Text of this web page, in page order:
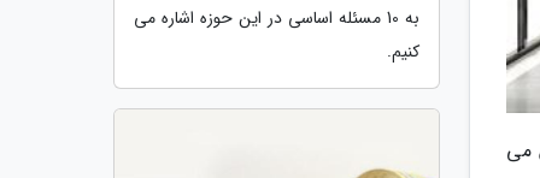
می
به 10 مسئله اساسی در این حوزه اشاره می
کنیم.